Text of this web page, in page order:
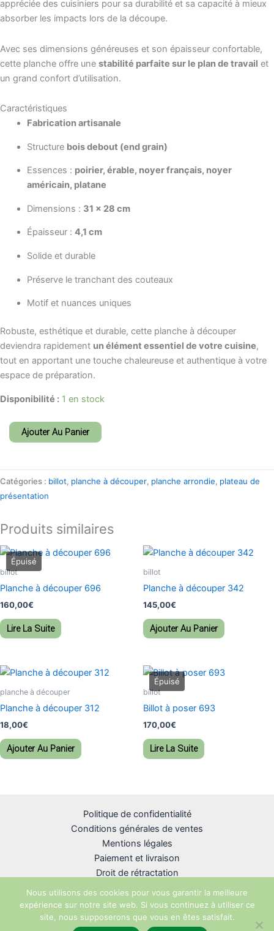
appréciée des cuisiniers pour sa durabilité et sa capacité à mieux
absorber les impacts lors de la découpe.
Avec ses dimensions généreuses et son épaisseur confortable,
cette planche offre une stabilité parfaite sur le plan de travail et
un grand confort d’utilisation.
Caractéristiques
Fabrication artisanale
Structure bois debout (end grain)
Essences : poirier, érable, noyer français, noyer
américain, platane
Dimensions : 31 × 28 cm
Épaisseur : 4,1 cm
Solide et durable
Préserve le tranchant des couteaux
Motif et nuances uniques
Robuste, esthétique et durable, cette planche à découper
deviendra rapidement un élément essentiel de votre cuisine,
tout en apportant une touche chaleureuse et authentique à votre
espace de préparation.
Disponibilité : 1 en stock
Ajouter Au Panier
Catégories : billot, planche à découper, planche arrondie, plateau de
présentation
Produits similaires
billot
Planche à découper 696
160,00€
Lire La Suite
billot
Planche à découper 342
145,00€
Ajouter Au Panier
planche à découper
Planche à découper 312
18,00€
Ajouter Au Panier
billot
Billot à poser 693
170,00€
Lire La Suite
Politique de confidentialité
Conditions générales de ventes
Mentions légales
Paiement et livraison
Droit de rétractation
Copyright © 2026 R-unik Création
Nous utilisons des cookies pour vous garantir la meilleure
expérience sur notre site web. Si vous continuez à utiliser ce
site, nous supposerons que vous en êtes satisfait.